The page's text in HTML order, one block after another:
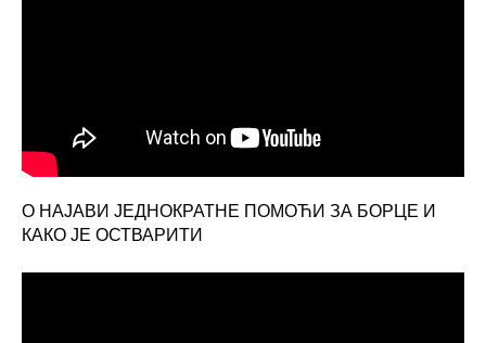
О НАЈАВИ ЈЕДНОКРАТНЕ ПОМОЋИ ЗА БОРЦЕ И
КАКО ЈЕ ОСТВАРИТИ